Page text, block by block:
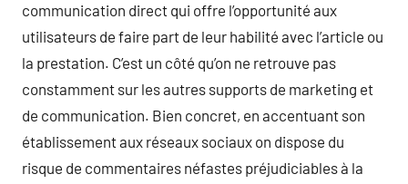
communication direct qui offre l’opportunité aux
utilisateurs de faire part de leur habilité avec l’article ou
la prestation. C’est un côté qu’on ne retrouve pas
constamment sur les autres supports de marketing et
de communication. Bien concret, en accentuant son
établissement aux réseaux sociaux on dispose du
risque de commentaires néfastes préjudiciables à la